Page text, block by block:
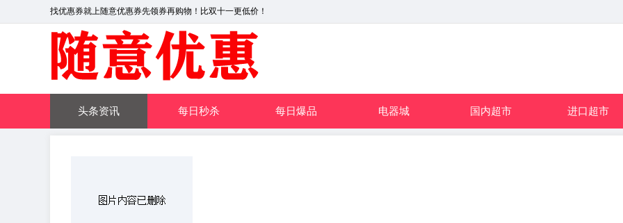
找优惠券就上随意优惠券先领券再购物！比双十一更低价！
头条资讯 每日秒杀 每日爆品 电器城 国内超市 进口超市